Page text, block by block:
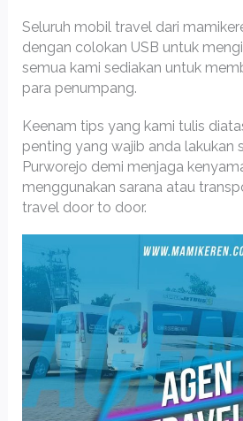
Seluruh mobil travel dari
dengan colokan USB untuk
semua kami sediakan untuk
para penumpang.
Keenam tips yang kami tulis
penting yang wajib anda lakukan
Purworejo demi menjaga
menggunakan sarana atau
travel door to door.